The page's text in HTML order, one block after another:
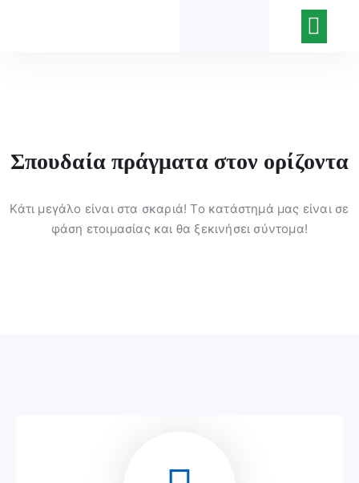
Σπουδαία πράγματα στον ορίζοντα
Κάτι μεγάλο είναι στα σκαριά! Το κατάστημά μας είναι σε
φάση ετοιμασίας και θα ξεκινήσει σύντομα!